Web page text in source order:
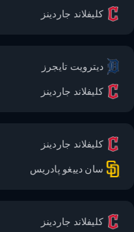
كليفلاند جاردينز
ديترويت تايجرز
كليفلاند جاردينز
كليفلاند جاردينز
سان دييغو پادريس
كليفلاند جاردينز